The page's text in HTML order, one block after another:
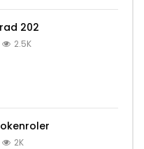
202
2.5K
2K